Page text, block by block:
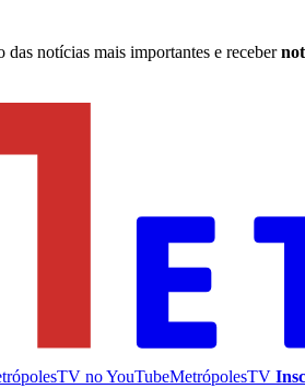
notícias mais importantes e receber
noYouTubeMetrópolesTV